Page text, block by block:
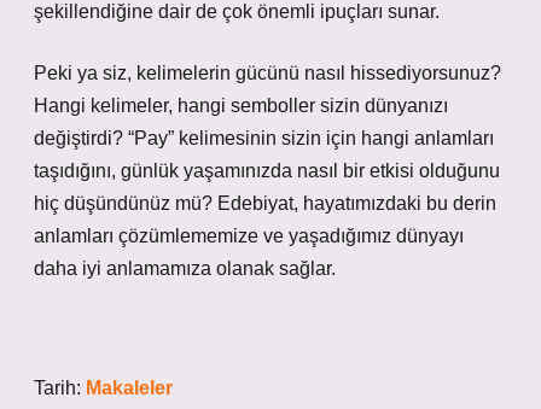
şekillendiğine dair de çok önemli ipuçları sunar.
Peki ya siz, kelimelerin gücünü nasıl hissediyorsunuz?
Hangi kelimeler, hangi semboller sizin dünyanızı
değiştirdi? “Pay” kelimesinin sizin için hangi anlamları
taşıdığını, günlük yaşamınızda nasıl bir etkisi olduğunu
hiç düşündünüz mü? Edebiyat, hayatımızdaki bu derin
anlamları çözümlememize ve yaşadığımız dünyayı
daha iyi anlamamıza olanak sağlar.
Tarih: Makaleler